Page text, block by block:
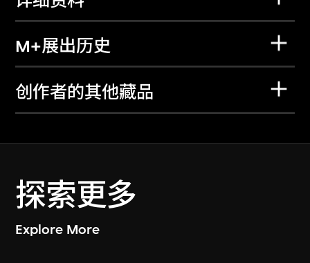
M+展出历史
创作者的其他藏品
探索更多
Explore More